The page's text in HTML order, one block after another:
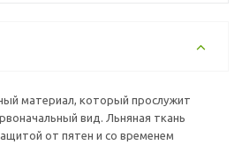
материал, который прослужит
вид. Льняная ткань
от пятен и со временем